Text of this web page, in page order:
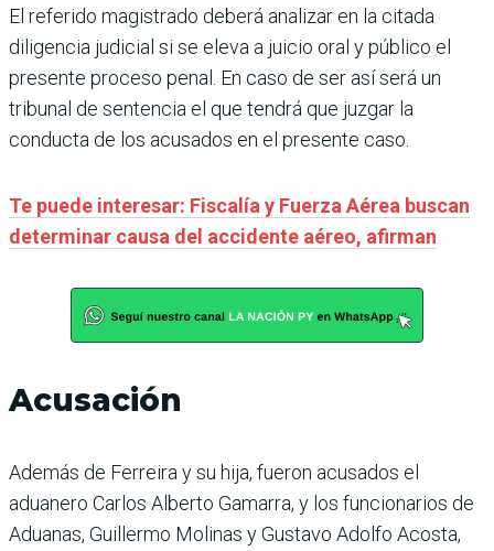
El referido magistrado deberá analizar en la citada
diligencia judicial si se eleva a juicio oral y público el
presente proceso penal. En caso de ser así será un
tribunal de sentencia el que tendrá que juzgar la
conducta de los acusados en el presente caso.
Te puede interesar: Fiscalía y Fuerza Aérea buscan
determinar causa del accidente aéreo, afirman
Acusación
Además de Ferreira y su hija, fueron acusados el
aduanero Carlos Alberto Gamarra, y los funcionarios de
Aduanas, Guillermo Molinas y Gustavo Adolfo Acosta,